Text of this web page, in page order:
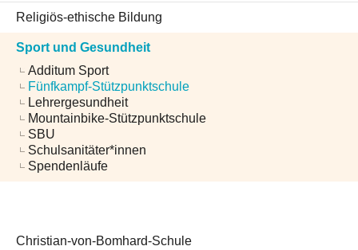
Religiös-ethische Bildung
Sport und Gesundheit
Additum Sport
Fünfkampf-Stützpunktschule
Lehrergesundheit
Mountainbike-Stützpunktschule
SBU
Schulsanitäter*innen
Spendenläufe
Christian-von-Bomhard-Schule